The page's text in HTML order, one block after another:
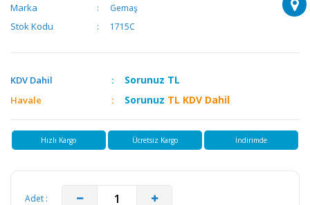
Marka Gemaş
Stok Kodu 1715C
KDV Dahil Sorunuz TL
Havale Sorunuz TL KDV Dahil
Hızlı Kargo Ücretsiz Kargo İndirimde
Adet :